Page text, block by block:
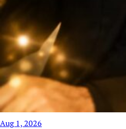
Aug 1, 2026